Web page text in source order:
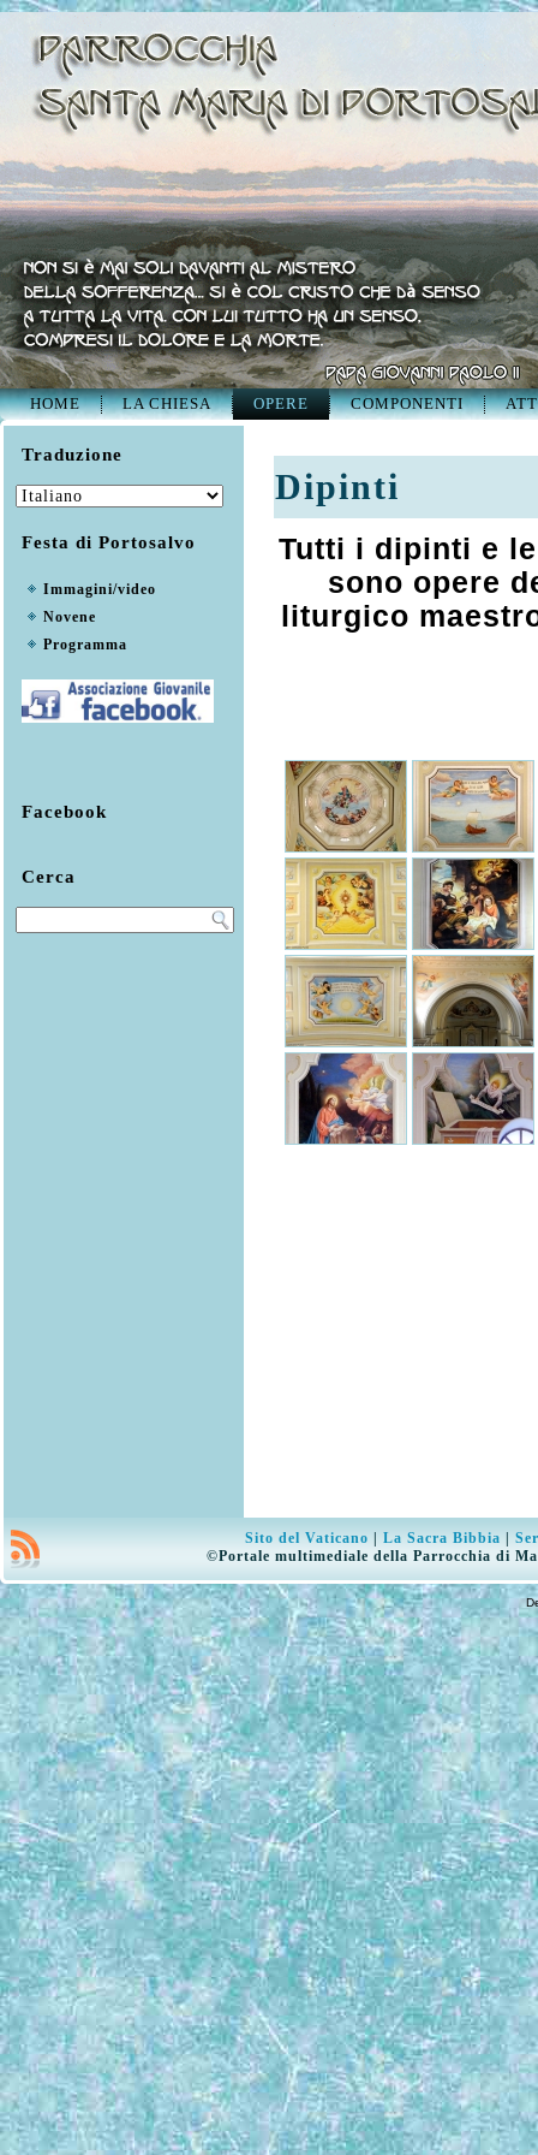
HOME LA CHIESA OPERE COMPONENTI
Traduzione
Festa di Portosalvo
Immagini/video
Novene
Programma
Facebook
Cerca
Dipinti
Tutti i dipinti e
sono opere
liturgico
Sito del Vaticano La Sacra Bibbia
©Portale multimediale della Parrocchia di